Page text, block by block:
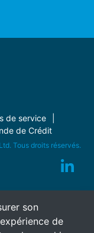
son
de
de service
de Crédit
Tous droits réservés.